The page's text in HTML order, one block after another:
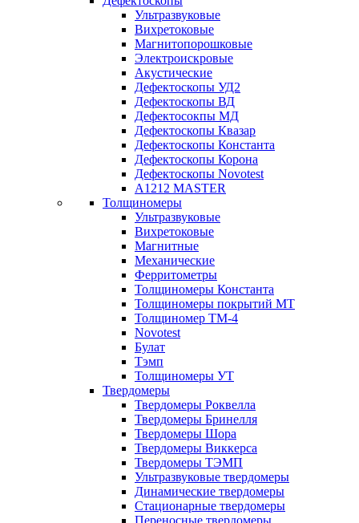
Ультразвуковые
Вихретоковые
Магнитопорошковые
Электроискровые
Акустические
Дефектоскопы УД2
Дефектоскопы ВД
Дефектосокпы МД
Дефектоскопы Квазар
Дефектоскопы Константа
Дефектоскопы Корона
Дефектоскопы Novotest
А1212 MASTER
Толщиномеры
Ультразвуковые
Вихретоковые
Магнитные
Механические
Ферритометры
Толщиномеры Константа
Толщиномеры покрытий МТ
Толщиномер ТМ-4
Novotest
Булат
Тэмп
Толщиномеры УТ
Твердомеры
Твердомеры Роквелла
Твердомеры Бринелля
Твердомеры Шора
Твердомеры Виккерса
Твердомеры ТЭМП
Ультразвуковые твердомеры
Динамические твердомеры
Стационарные твердомеры
Переносные твердомеры